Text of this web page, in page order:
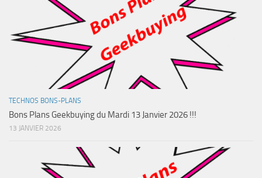
TECHNOS BONS-PLANS
Bons Plans Geekbuying du Mardi 13 Janvier 2026 !!!
13 JANVIER 2026